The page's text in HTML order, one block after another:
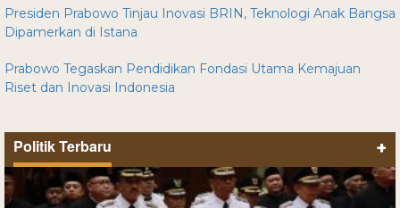
Presiden Prabowo Tinjau Inovasi BRIN, Teknologi Anak Bangsa
Dipamerkan di Istana
Prabowo Tegaskan Pendidikan Fondasi Utama Kemajuan
Riset dan Inovasi Indonesia
Politik Terbaru +